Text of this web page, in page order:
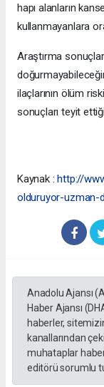
hapı alanların
kullanmayanlara
Araştırma
ilaçlarının ölüm
sonuçları teyit
Kaynak : http://
olduruyor-uzman-
Anadolu Ajansı
Haber Ajansı
haberler,
kanallarından
muhataplar
editörü sorumlu